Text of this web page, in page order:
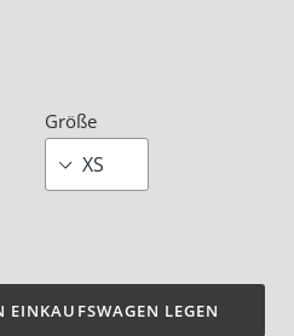
Größe
EINKAUFSWAGEN LEGEN